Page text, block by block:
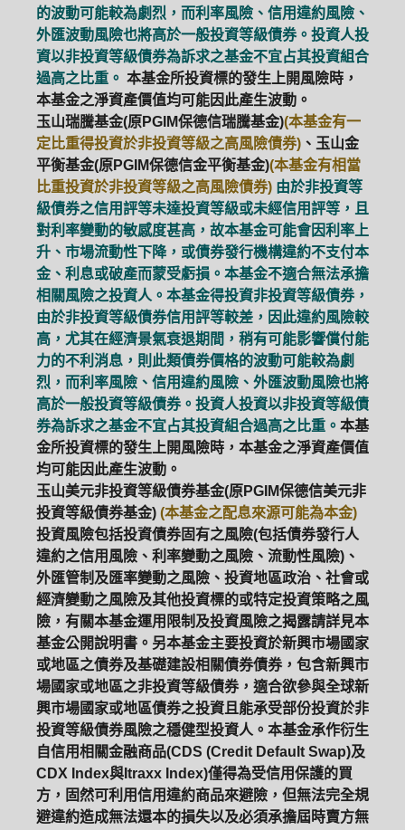
的波動可能較為劇烈，而利率風險、信用違約風險、
外匯波動風險也將高於一般投資等級債券。投資人投
資以非投資等級債券為訴求之基金不宜占其投資組合
過高之比重。 本基金所投資標的發生上開風險時，
本基金之淨資產價值均可能因此產生波動。
玉山瑞騰基金(原PGIM保德信瑞騰基金)(本基金有一
定比重得投資於非投資等級之高風險債券) 、玉山金
平衡基金(原PGIM保德信金平衡基金)(本基金有相當
比重投資於非投資等級之高風險債券) 由於非投資等
級債券之信用評等未達投資等級或未經信用評等，且
對利率變動的敏感度甚高，故本基金可能會因利率上
升、市場流動性下降，或債券發行機構違約不支付本
金、利息或破產而蒙受虧損。本基金不適合無法承擔
相關風險之投資人。本基金得投資非投資等級債券，
由於非投資等級債券信用評等較差，因此違約風險較
高，尤其在經濟景氣衰退期間，稍有可能影響償付能
力的不利消息，則此類債券價格的波動可能較為劇
烈，而利率風險、信用違約風險、外匯波動風險也將
高於一般投資等級債券。投資人投資以非投資等級債
券為訴求之基金不宜占其投資組合過高之比重。 本基
金所投資標的發生上開風險時，本基金之淨資產價值
均可能因此產生波動。
玉山美元非投資等級債券基金(原PGIM保德信美元非
投資等級債券基金) (本基金之配息來源可能為本金)
投資風險包括投資債券固有之風險(包括債券發行人
違約之信用風險、利率變動之風險、流動性風險)、
外匯管制及匯率變動之風險、投資地區政治、社會或
經濟變動之風險及其他投資標的或特定投資策略之風
險，有關本基金運用限制及投資風險之揭露請詳見本
基金公開說明書。另本基金主要投資於新興市場國家
或地區之債券及基礎建設相關債券債券，包含新興市
場國家或地區之非投資等級債券，適合欲參與全球新
興市場國家或地區債券之投資且能承受部份投資於非
投資等級債券風險之穩健型投資人。本基金承作衍生
自信用相關金融商品(CDS (Credit Default Swap)及
CDX Index與Itraxx Index)僅得為受信用保護的買
方，固然可利用信用違約商品來避險，但無法完全規
避違約造成無法還本的損失以及必須承擔屆時賣方無